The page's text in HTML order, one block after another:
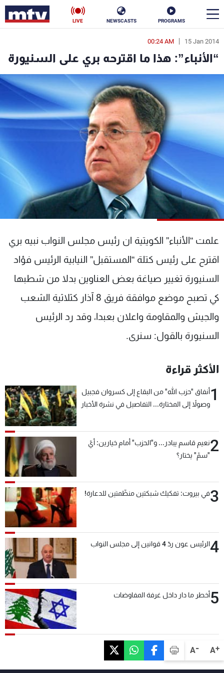
PROGRAMS
NEWSCASTS
LIVE
A+
A-
15 Jan 2014
00:24 AM
“الأنباء”: هذا ما اقترحه بري على السنيورة
علمت “الأنباء” الكويتية ان رئيس مجلس النواب نبيه بري
اقترح على رئيس كتلة “المستقبل” النيابية الرئيس فؤاد
السنيورة تغيير صياغة بعض العناوين بدلا من شطبها
كي تصبح موضع موافقة فريق 8 آذار كثلاثية الشعب
والجيش والمقاومة واعلان بعبدا، وقد رد الرئيس
السنيورة بالقول: سنرى.
الأكثر قراءة
1أنفاق "حزب الله" من البقاع إلى كسروان فجبيل
وصولاً إلى المختارة... التفاصيل في نشرة الأخبار
2نعيم قاسم يبادر... و"الحزب" أمام خيارين: أيّ
"سمّ" يختار؟
3في بيروت: تفكيك شبكتين منظّمتين للدعارة!
4الرئيس عون ردّ 4 قوانين إلى مجلس النواب
5أخطر ما دار داخل غرفة المفاوضات
en
الأخبار
سياسة ناس
إقتصاد فن
منوعات رياضة
البرامج
جدول البرامج
شاهد البرامج
عن MTV
لاعلاناتكم
وظائف
تواصل معنا
شروط الإسـتخدام
سياسة الخصوصية